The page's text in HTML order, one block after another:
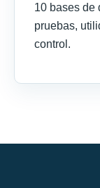
10 bases de
pruebas,
control.